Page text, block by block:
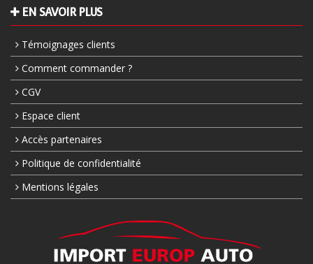
EN SAVOIR PLUS
Témoignages clients
Comment commander ?
CGV
Espace client
Accès partenaires
Politique de confidentialité
Mentions légales